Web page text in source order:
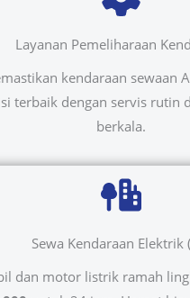
Layanan Pemeliharaan
kendaraan sewaan
terbaik dengan servis rutin
berkala.
Sewa Kendaraan Elektrik
dan motor listrik ramah